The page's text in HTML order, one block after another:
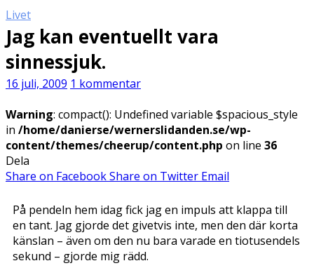
Livet
Jag kan eventuellt vara
sinnessjuk.
16 juli, 2009 1 kommentar
Warning: compact(): Undefined variable $spacious_style
in /home/danierse/wernerslidanden.se/wp-
content/themes/cheerup/content.php on line 36
Dela
Share on FacebookShare on Twitter Email
På pendeln hem idag fick jag en impuls att klappa till
en tant. Jag gjorde det givetvis inte, men den där korta
känslan – även om den nu bara varade en tiotusendels
sekund – gjorde mig rädd.